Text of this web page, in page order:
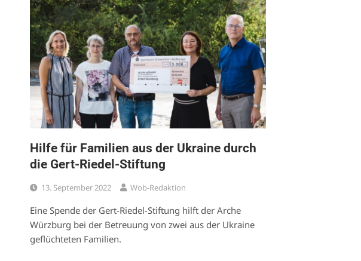
Hilfe für Familien aus der Ukraine durch
die Gert-Riedel-Stiftung
13. September 2022 Wob-Redaktion
Eine Spende der Gert-Riedel-Stiftung hilft der Arche
Würzburg bei der Betreuung von zwei aus der Ukraine
geflüchteten Familien.